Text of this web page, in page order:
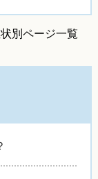
別ページ一覧